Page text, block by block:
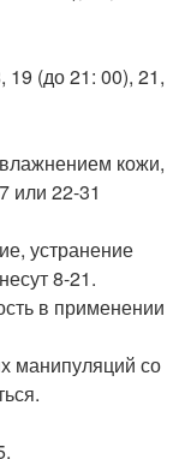
19 (до 21: 00), 21,
кожи,
или 22-31
устранение
8-21.
в применении
манипуляций со